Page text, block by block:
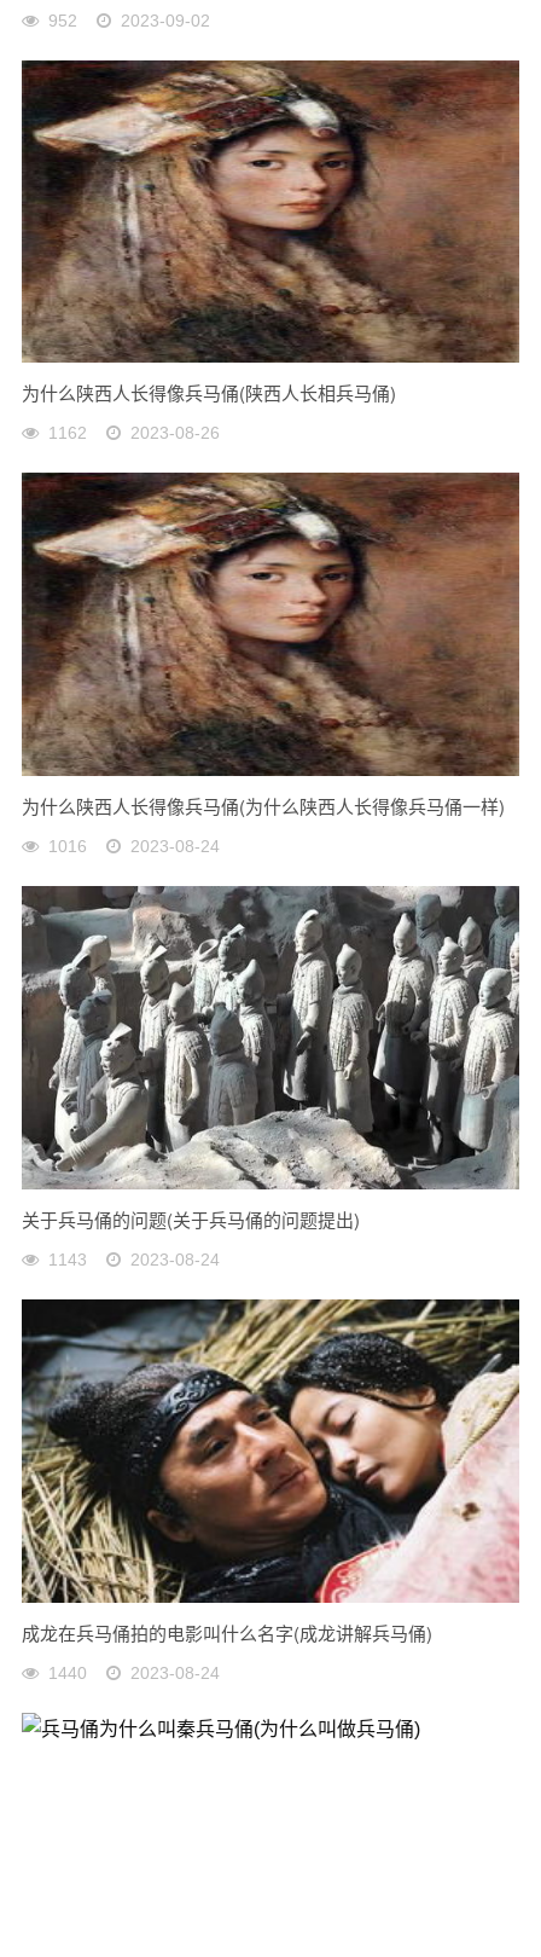
952 2023-09-02
为什么陕西人长得像兵马俑(陕西人长相兵马俑)
1162 2023-08-26
为什么陕西人长得像兵马俑(为什么陕西人长得像兵马俑一样)
1016 2023-08-24
关于兵马俑的问题(关于兵马俑的问题提出)
1143 2023-08-24
成龙在兵马俑拍的电影叫什么名字(成龙讲解兵马俑)
1440 2023-08-24